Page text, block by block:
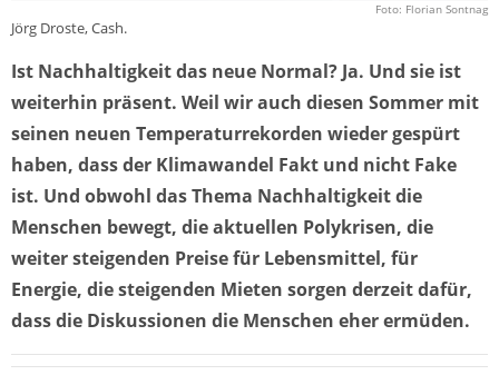
Foto: Florian Sontnag
Jörg Droste, Cash.
Ist Nachhaltigkeit das neue Normal? Ja. Und sie ist
weiterhin präsent. Weil wir auch diesen Sommer mit
seinen neuen Temperaturrekorden wieder gespürt
haben, dass der Klimawandel Fakt und nicht Fake
ist. Und obwohl das Thema Nachhaltigkeit die
Menschen bewegt, die aktuellen Polykrisen, die
weiter steigenden Preise für Lebensmittel, für
Energie, die steigenden Mieten sorgen derzeit dafür,
dass die Diskussionen die Menschen eher ermüden.